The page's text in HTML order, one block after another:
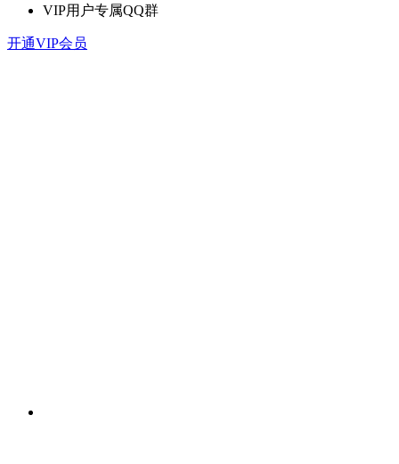
VIP用户专属QQ群
开通VIP会员